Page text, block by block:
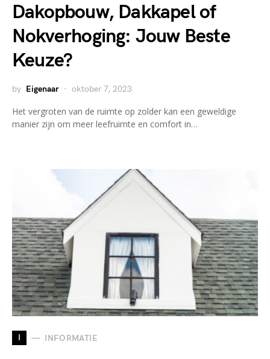
Dakopbouw, Dakkapel of
Nokverhoging: Jouw Beste
Keuze?
by Eigenaar oktober 7, 2023
Het vergroten van de ruimte op zolder kan een geweldige
manier zijn om meer leefruimte en comfort in…
I INFORMATIE